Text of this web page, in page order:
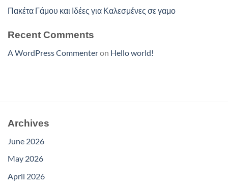
Πακέτα Γάμου και Ιδέες για Καλεσμένες σε γαμο
Recent Comments
A WordPress Commenteron Hello world!
Archives
June 2026
May 2026
April 2026